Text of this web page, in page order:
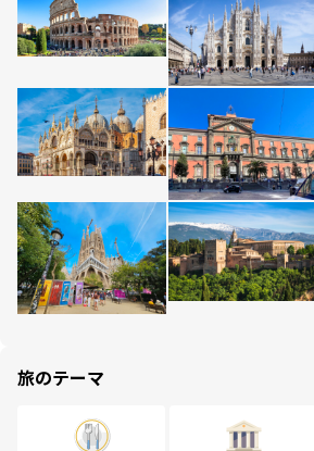
旅のテーマ